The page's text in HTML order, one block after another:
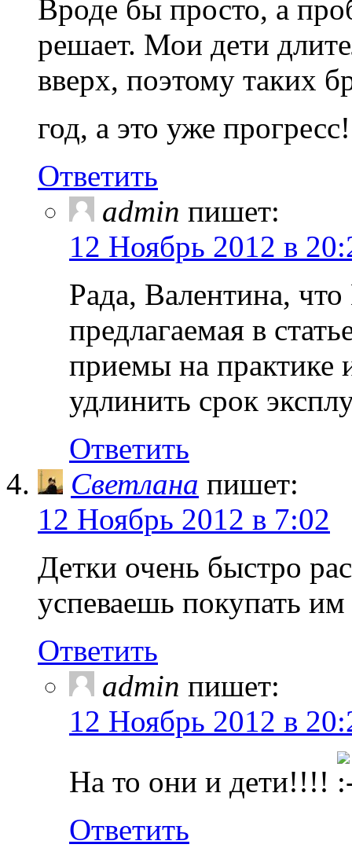
Вроде бы просто, а
решает. Мои дети
вверх, поэтому таких
год, а это уже
Ответить
admin пишет:
12 Ноябрь 2012 в
Рада, Валентина,
предлагаемая в
приемы на практике
удлинить срок
Ответить
Светлана пишет:
12 Ноябрь 2012 в 7:02
Детки очень быстро
успеваешь покупать
Ответить
admin пишет:
12 Ноябрь 2012 в
На то они и дети!!!!
Ответить